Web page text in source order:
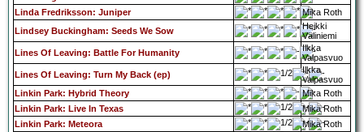
Linda Fredriksson: Juniper
Mika Roth
Lindsey Buckingham: Seeds We Sow
Heikki
Väliniemi
Lines Of Leaving: Battle For Humanity
Ilkka
Valpasvuo
Lines Of Leaving: Turn My Back (ep)
Ilkka
Valpasvuo
Linkin Park: Hybrid Theory
Mika Roth
Linkin Park: Live In Texas
Mika Roth
Linkin Park: Meteora
Mika Roth